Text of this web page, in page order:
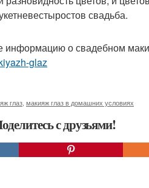
свадьба.
информацию о свадебном
glaz
глаз макияж глаз в домашних условиях
с друзьями!